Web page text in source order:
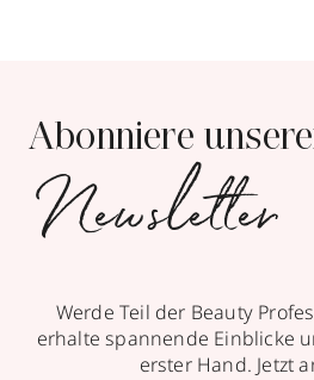
Abonniere
Newsletter
Werde Teil der Beauty
erhalte spannende Einblicke
erster Hand. Jetzt